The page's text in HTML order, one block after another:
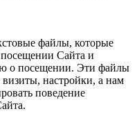
файлы, которые
Сайта и
о посещении. Эти файлы
настройки, а нам
поведение